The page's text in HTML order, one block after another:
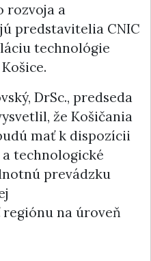
rozvoja a
predstavitelia CNIC
technológie
DrSc., predseda
že Košičania
mať k dispozícii
technologické
prevádzku
na úroveň